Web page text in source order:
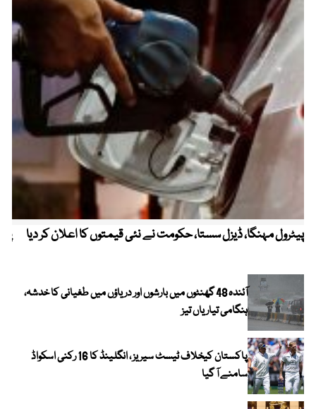
پیٹرول مہنگا، ڈیزل سستا، حکومت نے نئی قیمتوں کا اعلان کر دیا
آئندہ 48 گھنٹوں میں بارشوں اور دریاؤں میں طغیانی کا خدشہ،
ہنگامی تیاریاں تیز
پاکستان کیخلاف ٹیسٹ سیریز ، انگلینڈ کا 16 رکنی اسکواڈ
سامنے آ گیا